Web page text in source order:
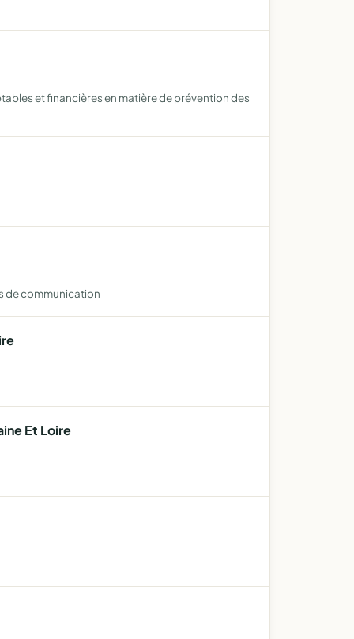
et financières en matière de prévention des
de communication
Et Loire